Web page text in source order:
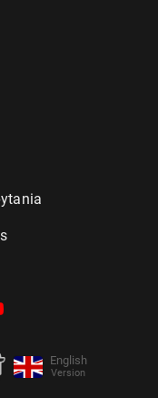
English
Version